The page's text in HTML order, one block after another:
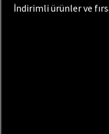
İndirimli ürünler ve